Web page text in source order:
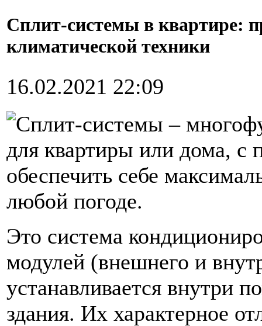
Сплит-системы в квартире:
климатической техники
16.02.2021 22:09
Сплит-системы –
для квартиры или дома,
обеспечить себе
любой погоде.
Это система
модулей (внешнего и
устанавливается внутри
здания. Их характерное